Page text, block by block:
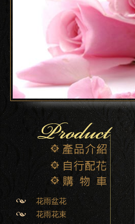
花雨盆花
花雨花束